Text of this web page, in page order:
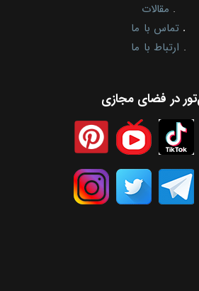
. مقالات
. تماس با ما
. ارتباط با ما
در فضای مجازی